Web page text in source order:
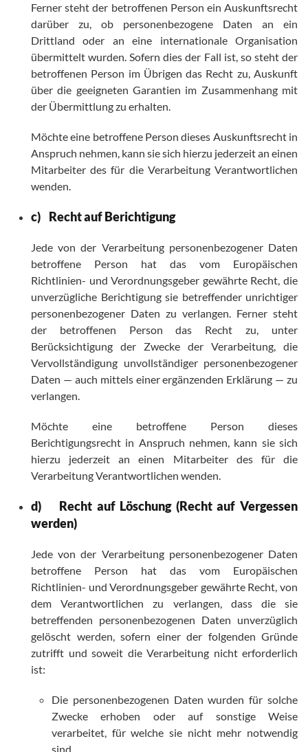
Ferner steht der betroffenen Person ein Auskunftsrecht
darüber zu, ob personenbezogene Daten an ein
Drittland oder an eine internationale Organisation
übermittelt wurden. Sofern dies der Fall ist, so steht der
betroffenen Person im Übrigen das Recht zu, Auskunft
über die geeigneten Garantien im Zusammenhang mit
der Übermittlung zu erhalten.
Möchte eine betroffene Person dieses Auskunftsrecht in
Anspruch nehmen, kann sie sich hierzu jederzeit an einen
Mitarbeiter des für die Verarbeitung Verantwortlichen
wenden.
c) Recht auf Berichtigung
Jede von der Verarbeitung personenbezogener Daten
betroffene Person hat das vom Europäischen
Richtlinien- und Verordnungsgeber gewährte Recht, die
unverzügliche Berichtigung sie betreffender unrichtiger
personenbezogener Daten zu verlangen. Ferner steht
der betroffenen Person das Recht zu, unter
Berücksichtigung der Zwecke der Verarbeitung, die
Vervollständigung unvollständiger personenbezogener
Daten — auch mittels einer ergänzenden Erklärung — zu
verlangen.
Möchte eine betroffene Person dieses
Berichtigungsrecht in Anspruch nehmen, kann sie sich
hierzu jederzeit an einen Mitarbeiter des für die
Verarbeitung Verantwortlichen wenden.
d) Recht auf Löschung (Recht auf Vergessen
werden)
Jede von der Verarbeitung personenbezogener Daten
betroffene Person hat das vom Europäischen
Richtlinien- und Verordnungsgeber gewährte Recht, von
dem Verantwortlichen zu verlangen, dass die sie
betreffenden personenbezogenen Daten unverzüglich
gelöscht werden, sofern einer der folgenden Gründe
zutrifft und soweit die Verarbeitung nicht erforderlich
ist:
Die personenbezogenen Daten wurden für solche
Zwecke erhoben oder auf sonstige Weise
verarbeitet, für welche sie nicht mehr notwendig
sind.